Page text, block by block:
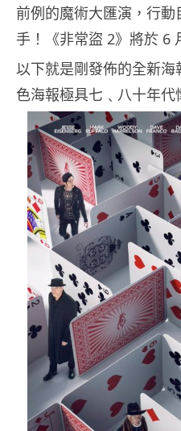
前例的魔術大匯演，行
手！《非常盜 2》將於 6
以下就是剛發佈的全新
色海報極具七﹑八十年代